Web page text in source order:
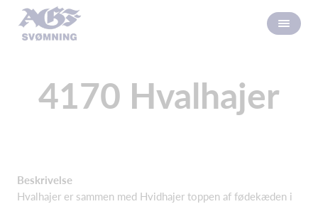
4170 Hvalhajer
Beskrivelse
Hvalhajer er sammen med Hvidhajer toppen af fødekæden i